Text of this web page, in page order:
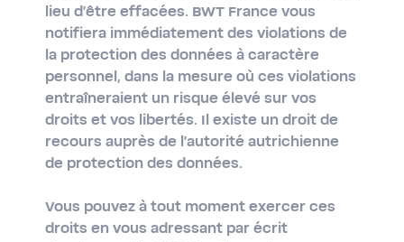
lieu d'être effacées. BWT France vous
notifiera immédiatement des violations de
la protection des données à caractère
personnel, dans la mesure où ces violations
entraîneraient un risque élevé sur vos
droits et vos libertés. Il existe un droit de
recours auprès de l'autorité autrichienne
de protection des données.
Vous pouvez à tout moment exercer ces
droits en vous adressant par écrit